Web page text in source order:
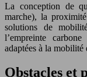
La conception de
marche), la
solutions de
l’empreinte
adaptées à la mobilité
Obstacles et